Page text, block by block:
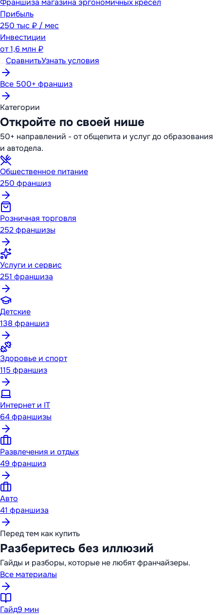
Франшиза магазина эргономичных кресел
Прибыль
250 тыс ₽ / мес
Инвестиции
от1,6 млн ₽
СравнитьУзнать условия
Все 500+ франшиз
Категории
Откройте по своей нише
50+ направлений - от общепита и услуг до образования
и автодела.
Общественное питание
250 франшиз
Розничная торговля
252франшизы
Услуги и сервис
251 франшиза
Детские
138 франшиз
Здоровье и спорт
115 франшиз
Интернет и IT
64франшизы
Развлечения и отдых
49 франшиз
Авто
41 франшиза
Перед тем как купить
Разберитесь без иллюзий
Гайды и разборы, которые не любят франчайзеры.
Все материалы
Гайд9 мин